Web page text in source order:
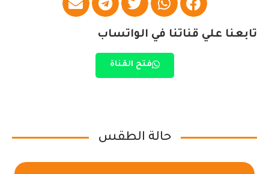
تابعنا علي قناتنا في الواتساب
فتح القناة
حالة الطقس